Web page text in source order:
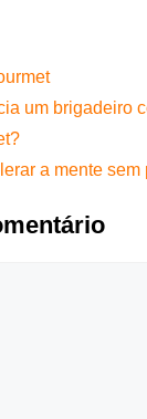
um brigadeiro
a mente sem